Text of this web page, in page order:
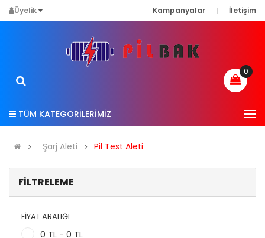
Üyelik Kampanyalar İletişim
0
TÜM KATEGORİLERİMİZ
Şarj Aleti Pil Test Aleti
FILTRELEME
FIYAT ARALIĞI
0 TL - 0 TL